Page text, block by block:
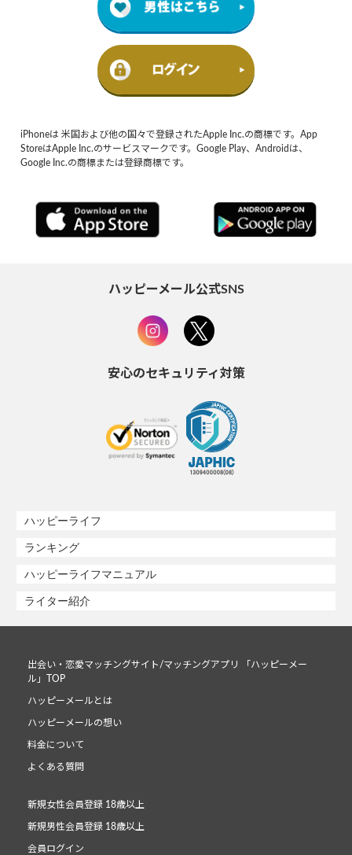
iPhoneは 米国および他の国々で登録されたApple Inc.の商標です。App
StoreはApple Inc.のサービスマークです。Google Play、Androidは、
Google Inc.の商標または登録商標です。
ハッピーメール公式SNS
安心のセキュリティ対策
ハッピーライフ
ランキング
ハッピーライフマニュアル
ライター紹介
出会い・恋愛マッチングサイト/マッチングアプリ 「ハッピーメー
ル」TOP
ハッピーメールとは
ハッピーメールの想い
料金について
よくある質問
新規女性会員登録 18歳以上
新規男性会員登録 18歳以上
会員ログイン